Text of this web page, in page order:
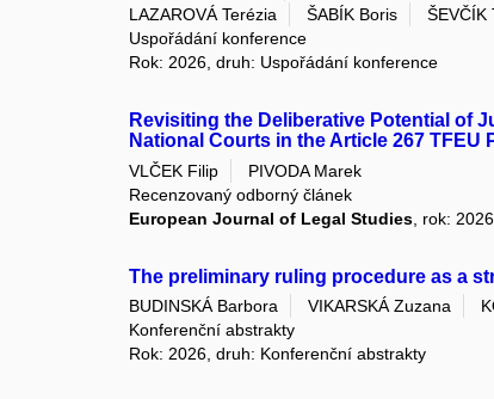
LAZAROVÁ Terézia
ŠABÍK Boris ŠEVČÍK
Uspořádání konference
Rok: 2026, druh: Uspořádání konference
Revisiting the Deliberative Potential of
National Courts in the Article 267 TFEU
VLČEK Filip
PIVODA Marek
Recenzovaný odborný článek
European Journal of Legal Studies , rok:
The preliminary ruling procedure as a
BUDINSKÁ Barbora VIKARSKÁ Zuzana
Konferenční abstrakty
Rok: 2026, druh: Konferenční abstrakty